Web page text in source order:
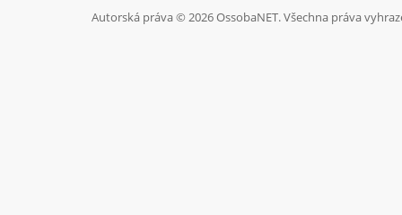
Autorská práva © 2026 OssobaNET. Všechna práva